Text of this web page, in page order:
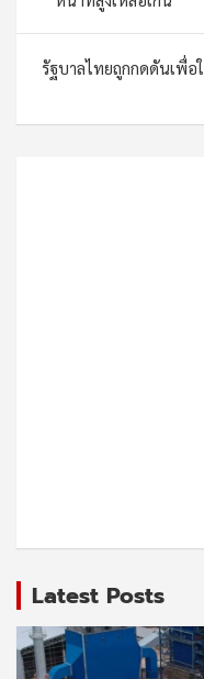
รัฐบาลไทยถูกกดดันเพื่
Latest Posts